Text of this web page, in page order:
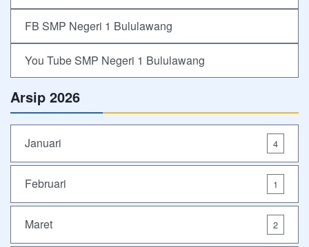
FB SMP Negeri 1 Bululawang
You Tube SMP Negeri 1 Bululawang
Arsip 2026
Januari 4
Februari 1
Maret 2